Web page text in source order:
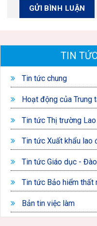
TIN
Tin tức chung
Hoạt động của Trung
Tin tức Thị trường
Tin tức Xuất khẩu lao
Tin tức Giáo dục -
Tin tức Bảo hiểm thất
Bản tin việc làm